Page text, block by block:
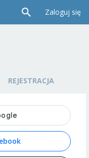
Zaloguj się
REJESTRACJA